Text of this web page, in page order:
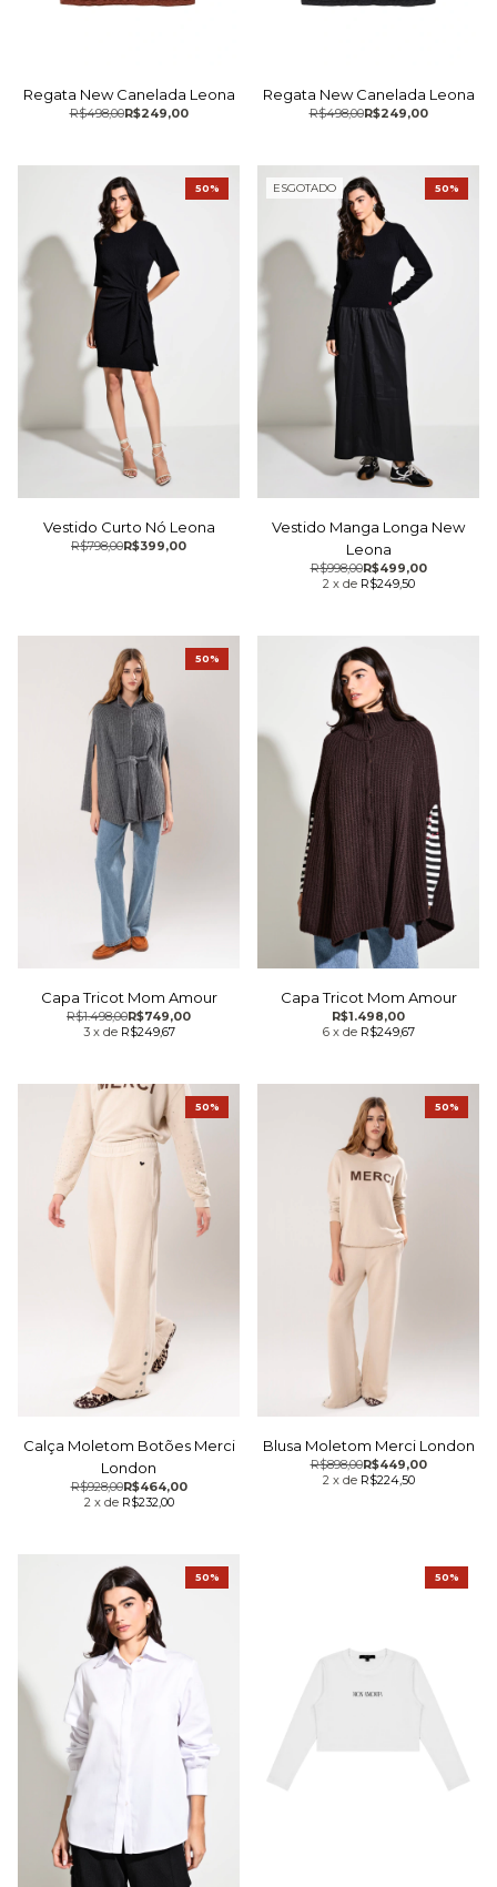
Regata New Canelada Leona
R$249,00
R$498,00
Regata New Canelada Leona
R$249,00
R$498,00
Vestido Curto Nó Leona
R$399,00
R$798,00
50% ESGOTADO
Vestido Manga Longa New
Leona
R$499,00
R$998,00
2 x de R$249,50
50%
Capa Tricot Mom Amour
R$749,00
R$1.498,00
3 x de R$249,67
50%
Capa Tricot Mom Amour
R$1.498,00
6 x de R$249,67
Calça Moletom Botões Merci
London
R$464,00
R$928,00
2 x de R$232,00
50%
Blusa Moletom Merci London
R$449,00
R$898,00
2 x de R$224,50
50%
50% 50%